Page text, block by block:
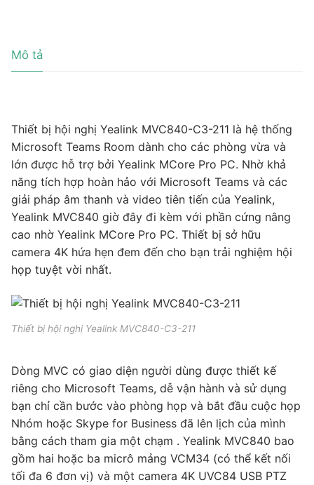
Mô tả
Thiết bị hội nghị Yealink MVC840-C3-211 là hệ thống
Microsoft Teams Room dành cho các phòng vừa và
lớn được hỗ trợ bởi Yealink MCore Pro PC. Nhờ khả
năng tích hợp hoàn hảo với Microsoft Teams và các
giải pháp âm thanh và video tiên tiến của Yealink,
Yealink MVC840 giờ đây đi kèm với phần cứng nâng
cao nhờ Yealink MCore Pro PC. Thiết bị sở hữu
camera 4K hứa hẹn đem đến cho bạn trải nghiệm hội
họp tuyệt vời nhất.
Thiết bị hội nghị Yealink MVC840-C3-211
Dòng MVC có giao diện người dùng được thiết kế
riêng cho Microsoft Teams, dễ vận hành và sử dụng
bạn chỉ cần bước vào phòng họp và bắt đầu cuộc họp
Nhóm hoặc Skype for Business đã lên lịch của mình
bằng cách tham gia một chạm . Yealink MVC840 bao
gồm hai hoặc ba micrô mảng VCM34 (có thể kết nối
tối đa 6 đơn vị) và một camera 4K UVC84 USB PTZ